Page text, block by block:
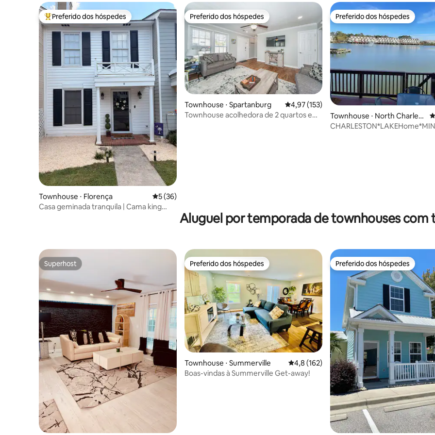
Entre os melhores preferidos dos hóspedes
Preferido dos hóspedes
Townhouse ⋅ Florença 5 de uma avaliação média de 5, 36 avaliações
5 (36)
Casa geminada tranquila | Cama king
Preferido dos hóspedes
Preferido dos hóspedes
Townhouse ⋅ Spartanburg 4,97 de uma avaliação média de 5, 153
4,97 (153)
Townhouse acolhedora de 2 quartos em
Preferido dos hóspedes
Preferido dos hóspedes
Townhouse ⋅ North Charlest
on
Aluguel por temporada de townhouses com
Superhost
Superhost Preferido dos hóspedes
Preferido dos hóspedes
Townhouse ⋅ Summerville 4,8 de uma avaliação média de 5, 162
4,8 (162)
Boas-vindas à Summerville Get-away!
Preferido dos hóspedes
Preferido dos hóspedes